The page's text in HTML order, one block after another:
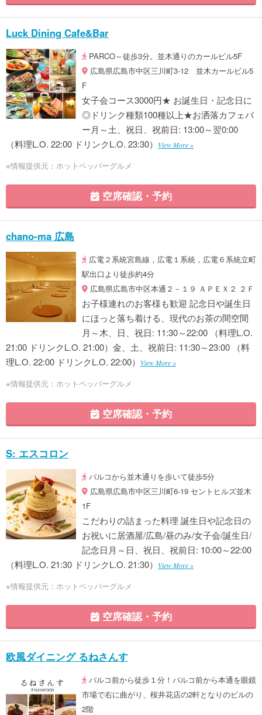
Luck Dining Cafe&Bar
PARCO～徒歩3分。並木通りのカールビル5F
広島県広島市中区三川町3-12 並木カールビル5
F
女子会コース3000円★ お誕生日・記念日に
◎ドリンク種類100種以上★お洒落カフェバ
ー月～土、祝日、祝前日: 13:00～翌0:00
（料理L.O. 22:00 ドリンクL.O. 23:30）
View More »
※情報提供元：ホットペッパーグルメ
空席確認・予約
chano-ma 広島
広電２系統宮島線，広電１系統，広電６系統立町
駅出口より徒歩約4分
広島県広島市中区本通２－１９ ＡＰＥＸ２ ２Ｆ
お子様連れのお客様も歓迎 記念日や誕生日
にほっと落ち着ける、現代のお茶の間空間
月～木、日、祝日: 11:30～22:00 （料理L.O.
21:00 ドリンクL.O. 21:00）金、土、祝前日: 11:30～23:00 （料
理L.O. 22:00 ドリンクL.O. 22:00）
View More »
※情報提供元：ホットペッパーグルメ
空席確認・予約
S: エスコロン
パルコから並木通りを歩いて徒歩5分
広島県広島市中区三川町6-19 セントヒルズ並木
1F
こだわりの詰まった料理 誕生日や記念日の
お祝いに居酒屋/広島/昼のみ/女子会/誕生日/
記念日月～日、祝日、祝前日: 10:00～22:00
（料理L.O. 21:30 ドリンクL.O. 21:30）
View More »
※情報提供元：ホットペッパーグルメ
空席確認・予約
欧風ダイニング るねさんす
パルコ前から徒歩１分！パルコ前から本通を眼鏡
市場で右に曲がり、桜井花店の2軒となりのビルの
2階